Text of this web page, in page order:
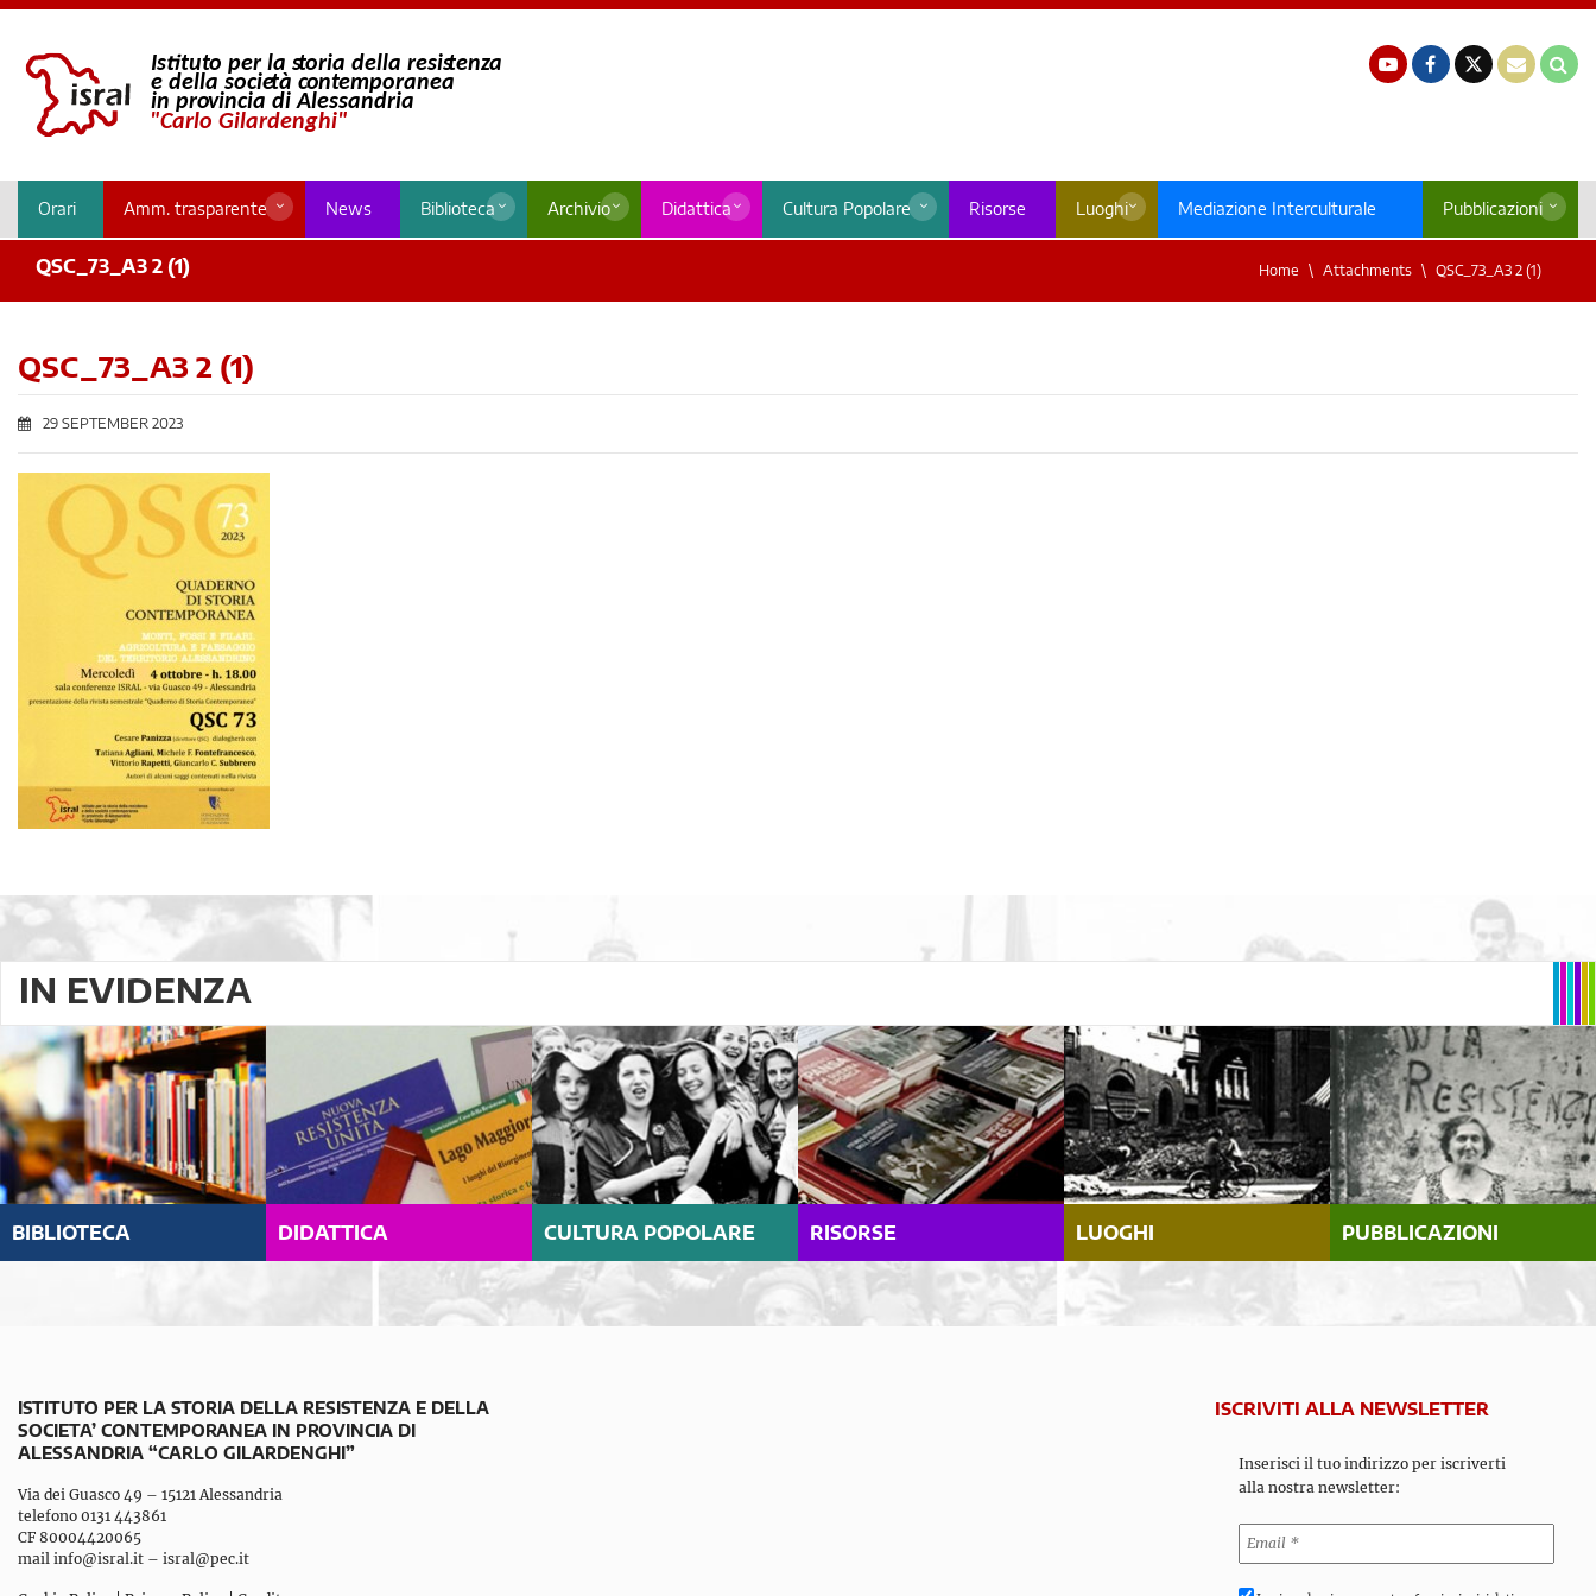
Orari Amm. trasparente News Biblioteca Archivio Didattica Cultura Popolare Risorse Luoghi Mediazione Interculturale Pubblicazioni
QSC_73_A3 2 (1) Home Attachments QSC_73_A3 2 (1)
QSC_73_A3 2 (1)
29 SEPTEMBER 2023
IN EVIDENZA
BIBLIOTECA DIDATTICA CULTURA POPOLARE RISORSE LUOGHI PUBBLICAZIONI
ISTITUTO PER LA STORIA DELLA RESISTENZA E DELLA
SOCIETA’ CONTEMPORANEA IN PROVINCIA DI
ALESSANDRIA “CARLO GILARDENGHI”
Via dei Guasco 49 – 15121 Alessandria
telefono 0131 443861
CF 80004420065
mail info@isral.it – isral@pec.it
ISCRIVITI ALLA NEWSLETTER
Inserisci il tuo indirizzo per iscriverti
alla nostra newsletter: